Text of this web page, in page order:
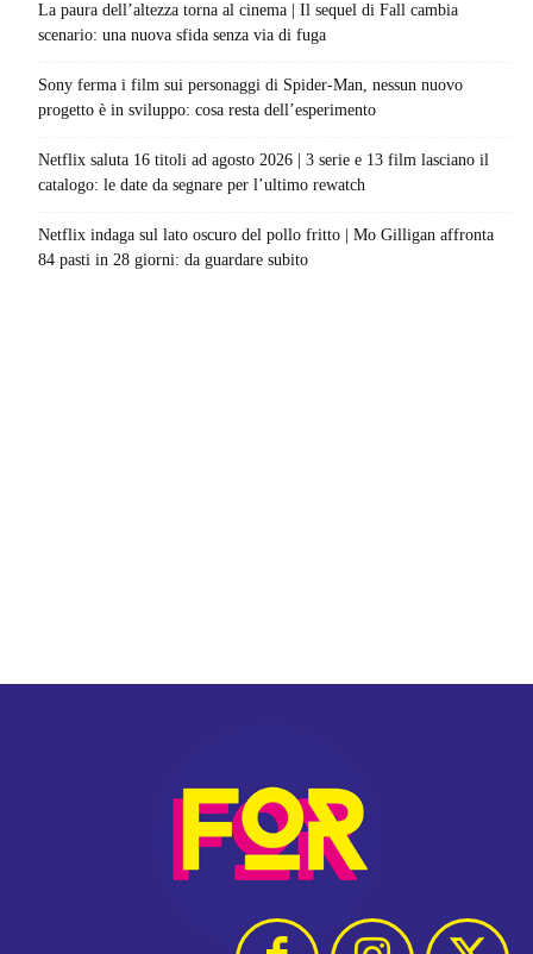
La paura dell’altezza torna al cinema | Il sequel di Fall cambia
scenario: una nuova sfida senza via di fuga
Sony ferma i film sui personaggi di Spider-Man, nessun nuovo
progetto è in sviluppo: cosa resta dell’esperimento
Netflix saluta 16 titoli ad agosto 2026 | 3 serie e 13 film lasciano il
catalogo: le date da segnare per l’ultimo rewatch
Netflix indaga sul lato oscuro del pollo fritto | Mo Gilligan affronta
84 pasti in 28 giorni: da guardare subito